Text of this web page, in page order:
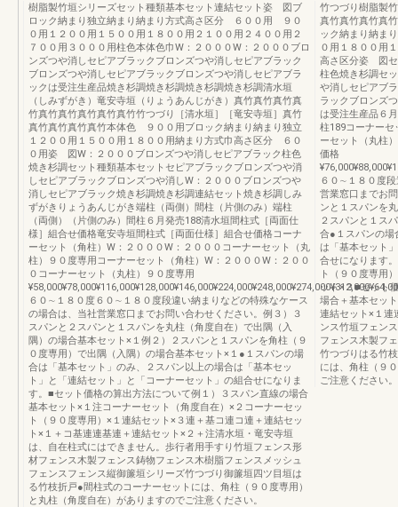
樹脂製竹垣シリーズセット種類基本セット連結セット姿 図ブ
ロック納まり独立納まり納まり方式高さ区分 ６００用 ９０
０用１２００用１５００用１８００用２１００用２４００用２
７００用３０００用柱色本体色巾W：２０００W：２０００ブロ
ンズつや消しセピアブラックブロンズつや消しセピアブラック
ブロンズつや消しセピアブラックブロンズつや消しセピアブラ
ックは受注生産品焼き杉調焼き杉調焼き杉調焼き杉調清水垣
（しみずがき）竜安寺垣（りょうあんじがき）真竹真竹真竹真
竹真竹真竹真竹真竹真竹竹つづり［清水垣］［竜安寺垣］真竹
真竹真竹真竹真竹本体色 ９００用ブロック納まり納まり独立
１２００用１５００用１８００用納まり方式巾高さ区分 ６０
０用姿 図W：２０００ブロンズつや消しセピアブラック柱色
焼き杉調セット種類基本セットセピアブラックブロンズつや消
しセピアブラックブロンズつや消しW：２０００ブロンズつや
消しセピアブラック焼き杉調焼き杉調連結セット焼き杉調しみ
ずがきりょうあんじがき端柱（両側）間柱（片側のみ）端柱
（両側）（片側のみ）間柱６月発売188清水垣間柱式［両面仕
様］組合せ価格竜安寺垣間柱式［両面仕様］組合せ価格コーナ
ーセット（角柱）W：２０００W：２０００コーナーセット（丸
柱）９０度専用コーナーセット（角柱）W：２０００W：２００
０コーナーセット（丸柱）９０度専用
６０∼１８０度６０∼１８０度段違い納まりなどの特殊なケース
の場合は、当社営業窓口までお問い合わせください。例３）３
スパンと２スパンと１スパンを丸柱（角度自在）で出隅（入
隅）の場合基本セット×１例２）２スパンと１スパンを角柱（９
０度専用）で出隅（入隅）の場合基本セット×１●１スパンの場
合は「基本セット」のみ、２スパン以上の場合は「基本セッ
ト」と「連結セット」と「コーナーセット」の組合せになりま
す。■セット価格の算出方法について例１）３スパン直線の場合
基本セット×１注コーナーセット（角度自在）×２コーナーセッ
ト（９０度専用）×１連結セット×３連＋基コ連コ連＋連結セッ
ト×１＋コ基連連基連＋連結セット×２＋注清水垣・竜安寺垣
は、自在柱式にはできません。歩行者用手すり竹垣フェンス形
材フェンス木製フェンス鋳物フェンス木樹脂フェンスメッシュ
フェンスフェンス縦御簾垣シリーズ竹つづり御簾垣四ツ目垣は
る竹枝折戸●間柱式のコーナーセットには、角柱（９０度専用）
と丸柱（角度自在）がありますのでご注意ください。
竹つづり樹脂製
真竹真竹真竹真
ック納まり納ま
０用１８００用
高さ区分姿 図セ
柱色焼き杉調セ
や消しセピアブ
ラックブロンズ
は受注生産品６
柱189コーナーセ
ーセット（丸柱
価格
６０∼１８０度
営業窓口までお
ンと１スパンを
２スパンと１ス
合●１スパンの場
は「基本セット
合せになります
ト（９０度専用
ット×３■セット
場合＋基本セッ
連結セット×１連
ンス竹垣フェン
フェンス木製フ
竹つづりはる竹
には、角柱（９
ご注意ください。